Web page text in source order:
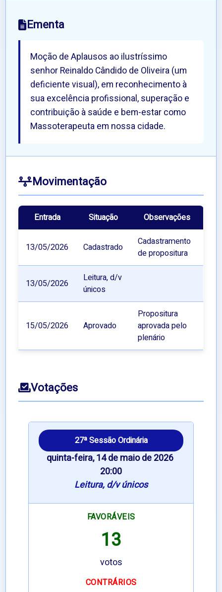
Ementa
Moção de Aplausos ao ilustríssimo
senhor Reinaldo Cândido de Oliveira (um
deficiente visual), em reconhecimento à
sua excelência profissional, superação e
contribuição à saúde e bem-estar como
Massoterapeuta em nossa cidade.
Movimentação
Entrada Situação Observações
13/05/2026 Cadastrado
Cadastramento
de propositura
13/05/2026
Leitura, d/v
únicos
15/05/2026 Aprovado
Propositura
aprovada pelo
plenário
Votações
27ª Sessão Ordinária
quinta-feira, 14 de maio de 2026
20:00
Leitura, d/v únicos
FAVORÁVEIS
13
votos
CONTRÁRIOS